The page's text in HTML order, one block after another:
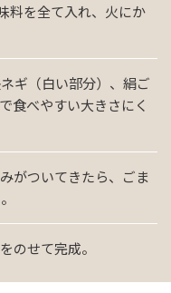
料を全て入れ、火にか
ギ（白い部分）、絹ご
食べやすい大きさにく
がついてきたら、ごま
のせて完成。